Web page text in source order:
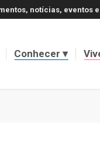
notícias, eventos
Conhecer